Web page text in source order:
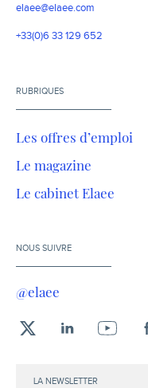
elaee@elaee.com
+33(0)6 33 129 652
RUBRIQUES
Les offres d’emploi
Le magazine
Le cabinet Elaee
NOUS SUIVRE
@elaee
LA NEWSLETTER